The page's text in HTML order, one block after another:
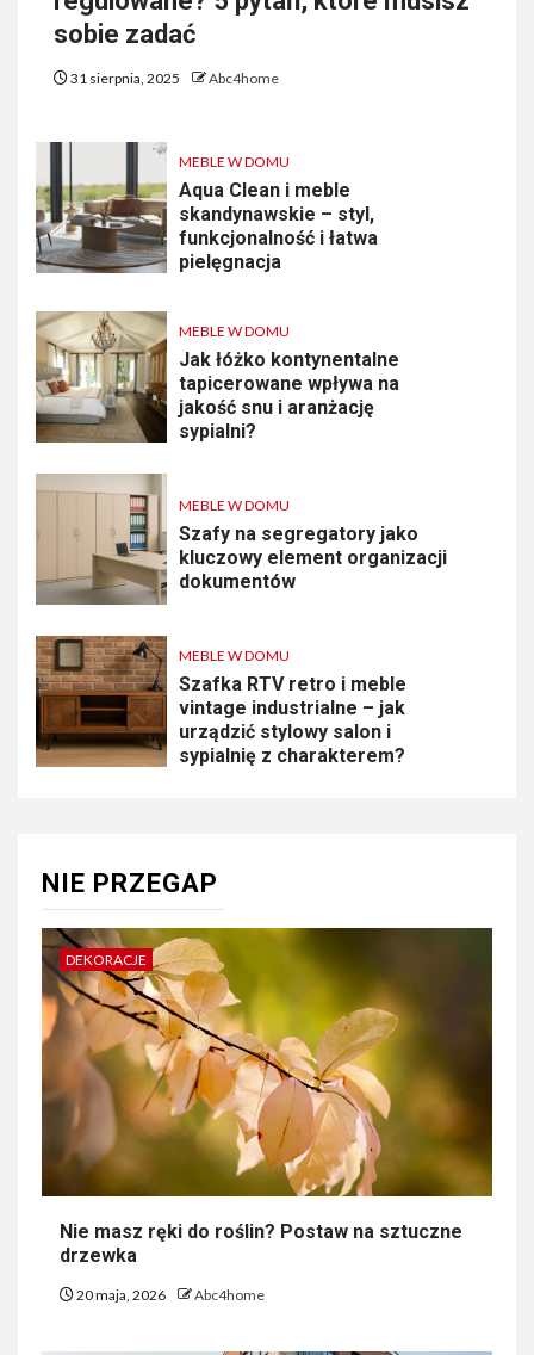
sobie zadać
31 sierpnia, 2025 Abc4home
MEBLE W DOMU
Aqua Clean i meble
skandynawskie – styl,
funkcjonalność i łatwa
pielęgnacja
MEBLE W DOMU
Jak łóżko kontynentalne
tapicerowane wpływa na
jakość snu i aranżację
sypialni?
MEBLE W DOMU
Szafy na segregatory jako
kluczowy element organizacji
dokumentów
MEBLE W DOMU
Szafka RTV retro i meble
vintage industrialne – jak
urządzić stylowy salon i
sypialnię z charakterem?
NIE PRZEGAP
DEKORACJE
Nie masz ręki do roślin? Postaw na sztuczne
drzewka
20 maja, 2026 Abc4home